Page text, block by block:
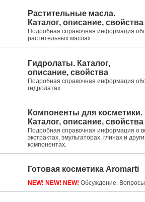
Растительные масла.
Каталог, описание, свойства
Подробная справочная информация
растительных маслах.
Гидролаты. Каталог,
описание, свойства
Подробная справочная информация
гидролатах.
Компоненты для косметики.
Каталог, описание, свойства
Подробная справочная информация о
экстрактах, эмульгаторах, глинах и
компонентах.
Готовая косметика Aromarti
NEW! NEW! NEW! Обсуждение.